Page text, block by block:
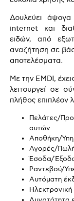
Δουλεύει
internet και
ειδών, από
αναζήτηση σε
αποτελέσματα.
Με την EMDI,
λειτουργεί σε
πλήθος επιπλέον
Πελάτες/
αυτών
Αποθήκη/
Αγορές/
Έσοδα/
Ραντεβού/
Αυτόματη
Ηλεκτρονική